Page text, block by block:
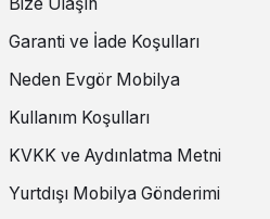
Garanti ve İade Koşulları
Neden Evgör Mobilya
Kullanım Koşulları
KVKK ve Aydınlatma Metni
Yurtdışı Mobilya Gönderimi